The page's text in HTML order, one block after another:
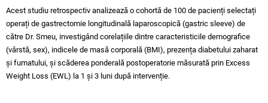
Acest studiu retrospectiv analizează o cohortă de 100 de pacienți selectați
operați de gastrectomie longitudinală laparoscopică (gastric sleeve) de
către Dr. Smeu, investigând corelațiile dintre caracteristicile demografice
(vârstă, sex), indicele de masă corporală (BMI), prezența diabetului zaharat
și fumatului, și scăderea ponderală postoperatorie măsurată prin Excess
Weight Loss (EWL) la 1 și 3 luni după intervenție.